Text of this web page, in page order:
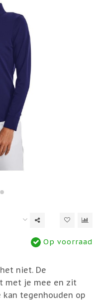
Op voorraad
niet. De
met je mee en zit
tegenhouden op